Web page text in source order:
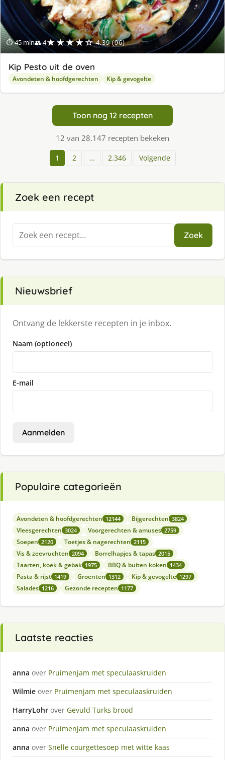
⏱ 45 min👥 4★★★★☆ 4.39 (96)
Kip Pesto uit de oven
Avondeten & hoofdgerechten Kip & gevogelte
Toon nog 12 recepten
12 van 28.147 recepten bekeken
1 2 … 2.346 Volgende
Zoek een recept
Zoeken
naar:
Zoek
Nieuwsbrief
Ontvang de lekkerste recepten in je inbox.
Naam (optioneel)
E-mail
Aanmelden
Populaire categorieën
Avondeten & hoofdgerechten 12144 Bijgerechten 3824
Vleesgerechten 3024 Voorgerechten & amuses 2759
Soepen 2120 Toetjes & nagerechten 2115
Vis & zeevruchten 2094 Borrelhapjes & tapas 2015
Taarten, koek & gebak 1975 BBQ & buiten koken 1434
Pasta & rijst 1419 Groenten 1312 Kip & gevogelte 1297
Salades 1216 Gezonde recepten 1177
Laatste reacties
anna over Pruimenjam met speculaaskruiden
Wilmie over Pruimenjam met speculaaskruiden
HarryLohr over Gevuld Turks brood
anna over Pruimenjam met speculaaskruiden
anna over Snelle courgettesoep met witte kaas